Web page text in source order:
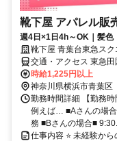
靴下屋 アパレル販
週4日×1日4h～OK｜髪色
靴下屋 青葉台東急スク
交通・アクセス 東急
時給1,225円以上
神奈川県横浜市青葉区
勤務時間詳細 【勤務
例えば… ■Aさんの場
務 ■Bさんの場合■ 9:30...
仕事内容 ⭐ 未経験か